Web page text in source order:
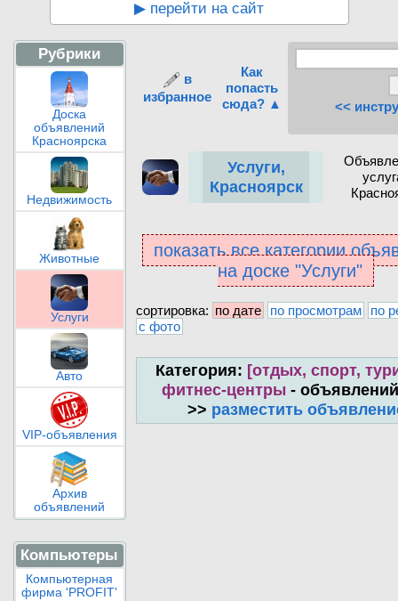
▶ перейти на сайт
Рубрики
Доска
объявлений
Красноярска
Недвижимость
Животные
Услуги
Авто
VIP-объявления
Архив
объявлений
Компьютеры
Компьютерная
фирма 'PROFIT'
в
избранное
Как
попасть
сюда? ▲
<<
Услуги,
Красноярск
показать все категории
на доске "Услуги"
сортировка: по дате по просмотрам
по
с фото
Категория: [отдых, спорт,
фитнес-центры -
>> разместить